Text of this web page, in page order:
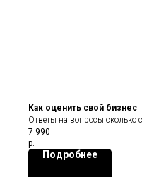
Как оценить свой бизнес
Ответы на вопросы сколько
то стоить завтра
7 990
р.
Подробнее